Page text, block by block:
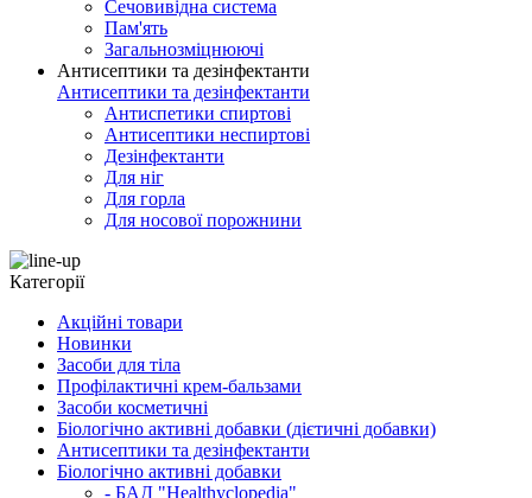
Сечовивідна система
Пам'ять
Загальнозміцнюючі
Антисептики та дезінфектанти
Антисептики та дезінфектанти
Антиспетики спиртові
Антисептики неспиртові
Дезінфектанти
Для ніг
Для горла
Для носової порожнини
Категорії
Акційні товари
Новинки
Засоби для тіла
Профілактичні крем-бальзами
Засоби косметичні
Біологічно активні добавки (дієтичні добавки)
Антисептики та дезінфектанти
Біологічно активні добавки
- БАД "Healthyclopedia"